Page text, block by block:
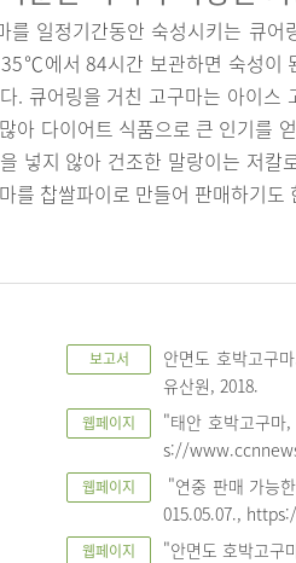
를 일정기간동안 숙성시키는 큐
에서 84시간 보관하면 숙성이
. 큐어링을 거친 고구마는 아이스
아 다이어트 식품으로 큰 인기를
넣지 않아 건조한 말랑이는 저칼
를 찹쌀파이로 만들어 판매하기도
보고서
안면도 호박고구
유산원, 2018.
웹페이지
"태안 호박고구마
s://
웹페이지
"연중 판매 가능
015.05.07.,
웹페이지
"안면도 호박고구